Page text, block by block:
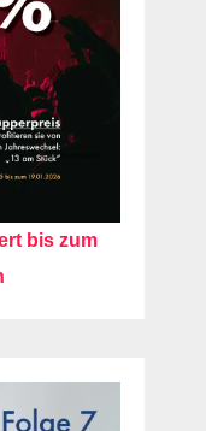
bis zum